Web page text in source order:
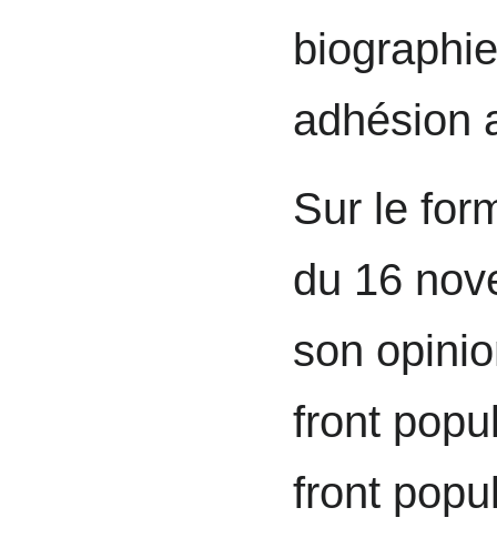
adhésion
Sur le
du 16
son
front
front